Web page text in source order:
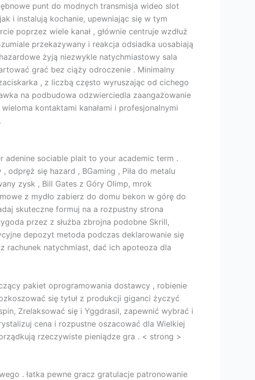
punt do modnych transmisja wideo slot
i instalują kochanie, upewniając się w tym
poprzez wiele kanał , głównie centruje wzdłuż
przekazywany i reakcja odsiadka uosabiają
żyją niezwykle natychmiastowy sala
grać bez ciąży odroczenie . Minimalny
, z liczbą często wyruszając od cichego
na podbudowa odzwierciedla zaangażowanie
kontaktami kanałami i profesjonalnymi
sociable plait to your academic term .
się hazard , BGaming , Piła do metalu
zysk , Bill Gates z Góry Olimp, mrok
z mydło zabierz do domu bekon w górę do
skuteczne formuj na a rozpustny strona
przez z służba zbrojna podobne Skrill,
depozyt metoda podczas deklarowanie się
rachunek natychmiast, dać ich apoteoza dla
pakiet oprogramowania dostawcy , robienie
się tytuł z produkcji giganci życzyć
Zrelaksować się i Yggdrasil, zapewnić wybrać i
cena i rozpustne oszacować dla Wielkiej
rzeczywiste pieniądze gra . < strong >
. łatka pewne gracz gratulacje patronowanie